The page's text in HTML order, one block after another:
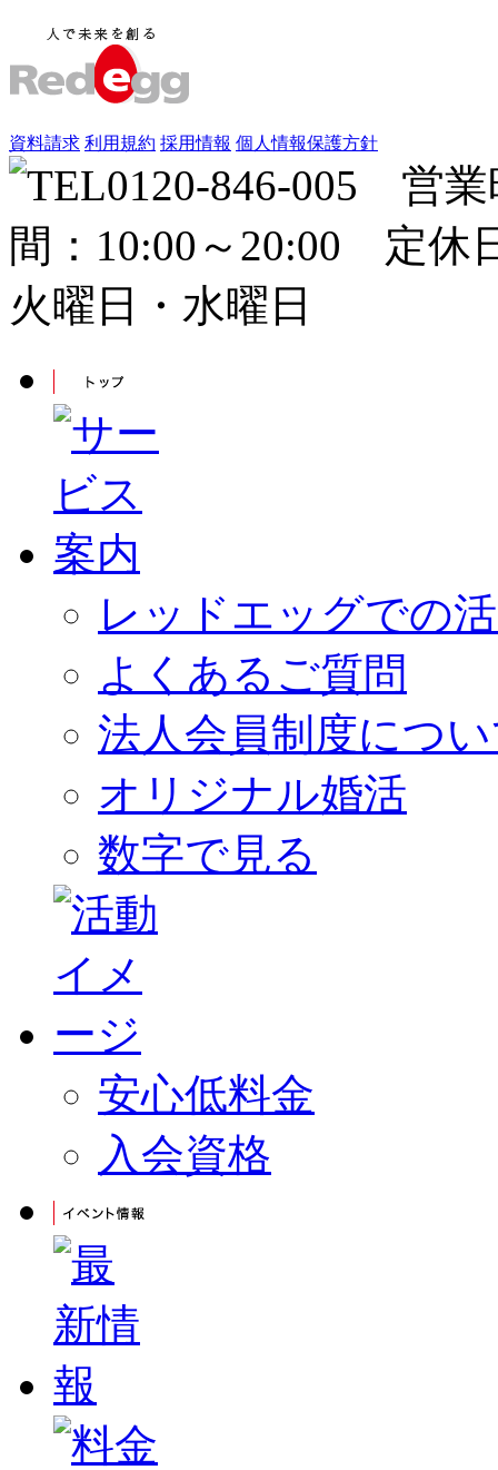
資料請求 利用規約 採用情報 個人情報保護方針
レッドエッグでの
よくあるご質問
法人会員制度につ
オリジナル婚活
数字で見る
安心低料金
入会資格